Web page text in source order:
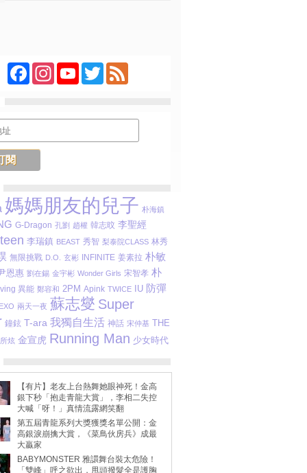
FacebookInstagramYouTubeTwitterFeed
媽媽朋友的兒子 朴海鎮
G-Dragon 孔劉 趙權 韓志旼 李聖經
李瑞鎮 BEAST 秀智 梨泰院CLASS 林秀
無限挑戰 D.O. 玄彬 INFINITE 姜素拉 朴敏
恩惠 劉在錫 金宇彬 Wonder Girls 宋智孝 朴
異能 鄭容和 2PM Apink TWICE IU 防彈
兩天一夜 蘇志燮 Super
鐘鉉 T-ara 我獨自生活 神話 宋仲基 THE
炫 金宣虎 Running Man 少女時代
【有片】老友上台熱舞她眼神死！金高
銀下秒「抱走青龍大賞」，李相二失控
大喊「呀！」真情流露網笑翻
第五屆青龍系列大獎獲獎名單公開：金
高銀淚崩擒大賞，《菜鳥伙房兵》成最
大贏家
BABYMONSTER 雅譞舞台裝太危險！
「雙峰」呼之欲出，甩頭撥髮全是護胸